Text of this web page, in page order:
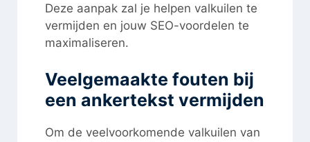
Deze aanpak zal je helpen valkuilen te
vermijden en jouw SEO-voordelen te
maximaliseren.
Veelgemaakte fouten bij
een ankertekst vermijden
Om de veelvoorkomende valkuilen van